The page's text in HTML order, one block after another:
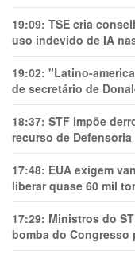
19:09: TSE cria
uso indevido de IA
19:02: "Latino-
de secretário de
18:37: STF impõe
recurso de
17:48: EUA exigem
liberar quase 60 mil
17:29: Ministros do
bomba do Congresso